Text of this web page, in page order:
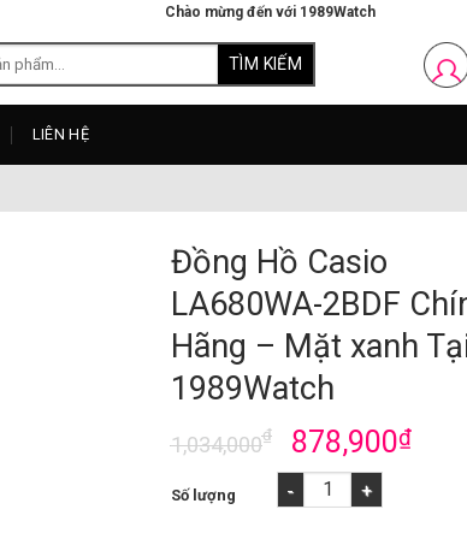
Chào mừng đến với 1989Watch
LIÊN HỆ
Đồng Hồ Casio
LA680WA-2BDF
Hãng – Mặt xanh
1989Watch
1,034,000₫ 878,900₫
Đồng Hồ Casio LA680WA-2BDF